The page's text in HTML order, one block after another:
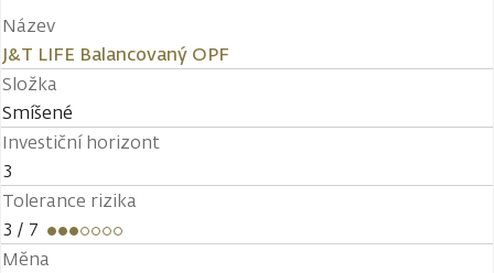
Název
J&T LIFE Balancovaný OPF
Složka
Smíšené
Investiční horizont
3
Tolerance rizika
3 / 7
Měna